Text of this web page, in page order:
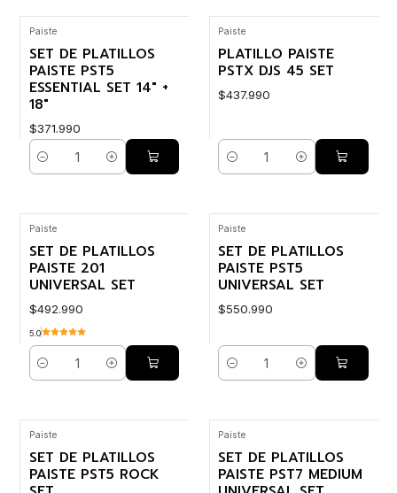
Paiste
SET DE PLATILLOS
PAISTE PST5
ESSENTIAL SET 14" +
18"
$371.990
Cantidad
Paiste
PLATILLO PAISTE
PSTX DJS 45 SET
$437.990
Cantidad
Paiste
SET DE PLATILLOS
PAISTE 201
UNIVERSAL SET
$492.990
5.0
Cantidad
Paiste
SET DE PLATILLOS
PAISTE PST5
UNIVERSAL SET
$550.990
Cantidad
Paiste
SET DE PLATILLOS
PAISTE PST5 ROCK
Paiste
SET DE PLATILLOS
PAISTE PST7 MEDIUM